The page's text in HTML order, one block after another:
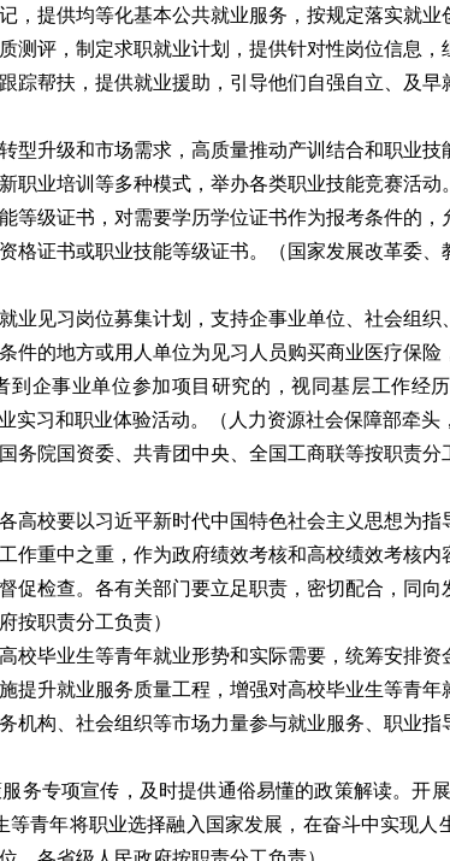
，提供均等化基本公共就业服务，按规定落实就
测评，制定求职就业计划，提供针对性岗位信息
踪帮扶，提供就业援助，引导他们自强自立、及早
型升级和市场需求，高质量推动产训结合和职业
职业培训等多种模式，举办各类职业技能竞赛活
等级证书，对需要学历学位证书作为报考条件的
格证书或职业技能等级证书。
（国家发展改革委
业见习岗位募集计划，支持企事业单位、社会组
件的地方或用人单位为见习人员购买商业医疗保
企事业单位参加项目研究的，视同基层工作经
实习和职业体验活动。
（人力资源社会保障部牵
务院国资委、共青团中央、全国工商联等按职责分
高校要以习近平新时代中国特色社会主义思想为
作重中之重，作为政府绩效考核和高校绩效考核
促检查。各有关部门要立足职责，密切配合，同
按职责分工负责）
校毕业生等青年就业形势和实际需要，统筹安排
提升就业服务质量工程，增强对高校毕业生等青年
机构、社会组织等市场力量参与就业服务、职业指
务专项宣传，及时提供通俗易懂的政策解读。开
等青年将职业选择融入国家发展，在奋斗中实现人